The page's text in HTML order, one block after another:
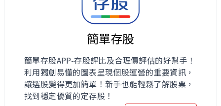
簡單存股
簡單存股APP-存股評比及合理價評估的好幫手！
利用獨創易懂的圖表呈現個股運營的重要資訊，
讓選股變得更加簡單！新手也能輕鬆了解股票，
找到穩定優質的定存股！